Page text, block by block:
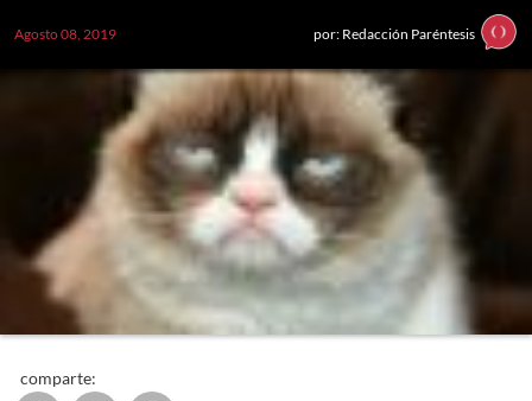
Agosto 08, 2019 por: Redacción Paréntesis
comparte: